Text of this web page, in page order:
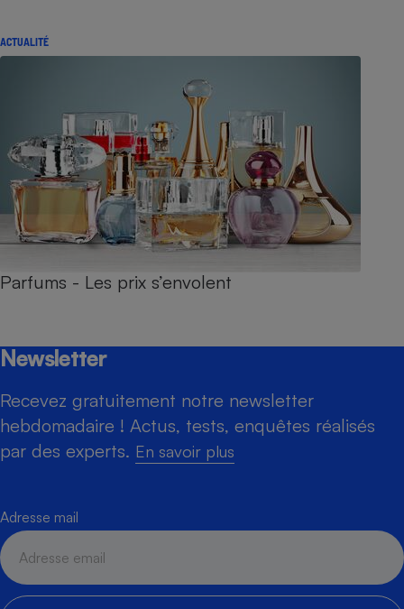
ACTUALITÉ
Parfums - Les prix s’envolent
Newsletter
Recevez gratuitement notre newsletter
hebdomadaire ! Actus, tests, enquêtes réalisés
par des experts. En savoir plus
Adresse mail